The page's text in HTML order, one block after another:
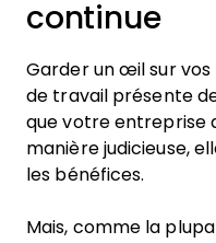
continue
Garder un œil sur
de travail présente
que votre entreprise
manière judicieuse,
les bénéfices.
Mais, comme la